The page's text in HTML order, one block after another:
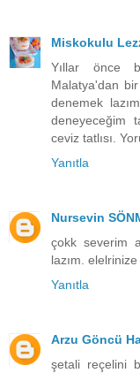
Miskokulu
Yıllar önce
Malatya'dan
denemek
deneyeceğim
ceviz tatlısı.
Yanıtla
Nursevin
çokk severim
lazım. elelrinize
Yanıtla
Arzu Göncü
şetali reçelini